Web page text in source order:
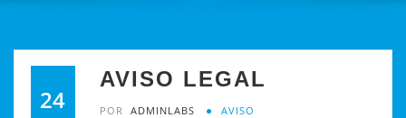
24
AVISO LEGAL
POR ADMINLABS AVISO